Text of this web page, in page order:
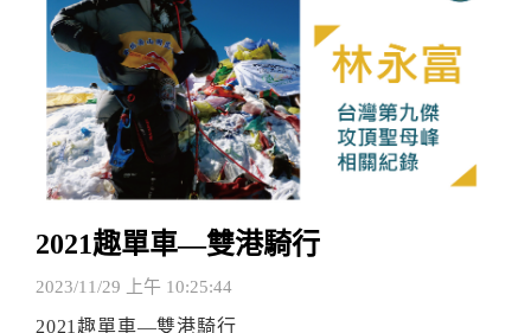
2021趣單車—雙港騎行
2023/11/29 上午 10:25:44
2021趣單車—雙港騎行